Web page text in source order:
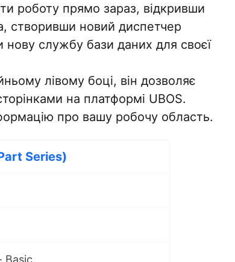
роботу прямо зараз, відкривши
створивши новий диспетчер
службу бази даних для своєї
лівому боці, він дозволяє
на платформі UBOS.
про вашу робочу область.
Series)
Basic